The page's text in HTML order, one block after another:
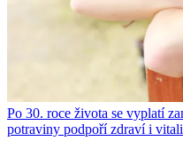
Po 30. roce života se vyplatí
potraviny podpoří zdraví i